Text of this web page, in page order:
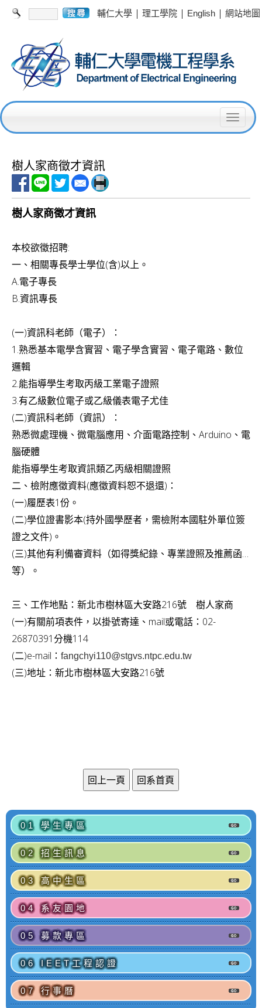
輔仁大學 | 理工學院 | English | 網站地圖
T
l
t
樹人家商徵才資訊
樹人家商徵才資訊
本校欲徵招聘:
一、相關專長學士學位(含)以上。
A.電子專長
B.資訊專長
(一)資訊科老師（電子）：
1.熟悉基本電學含實習、電子學含實習、電子電路、數位
邏輯
2.能指導學生考取丙級工業電子證照
3.有乙級數位電子或乙級儀表電子尤佳
(二)資訊科老師（資訊）：
熟悉微處理機、微電腦應用、介面電路控制、Arduino、 電
腦硬體
能指導學生考取資訊類乙丙級相關證照
二、檢附應徵資料(應徵資料恕不退還)：
(一)履歷表1份。
(二)學位證書影本(持外國學歷者， 需檢附本國駐外單位簽
證之文件)。
(三)其他有利備審資料（如得獎紀錄、專業證照及推薦函…
等）。
三、工作地點：新北市樹林區大安路216號 樹人家商
(一)有關前項表件，以掛號寄達、mail或電話：02-
26870391分機114
(二)e-mail： fangchyi110@stgvs.ntpc.edu.tw
(三)地址：新北市樹林區大安路216號
01 學生專區
02 招生訊息
03 高中生區
04 系友園地
05 募款專區
06 IEET工程認證
07 行事曆